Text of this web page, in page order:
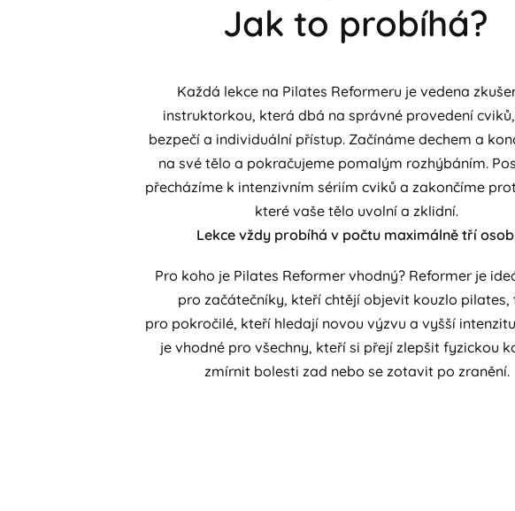
Jak to probíhá?
Každá lekce na Pilates Reformeru je vedena
instruktorkou, která dbá na správné provedení
bezpečí a individuální přístup. Začínáme dechem a
na své tělo a pokračujeme pomalým rozhýbáním.
přecházíme k intenzivním sériím cviků a zakončíme
které vaše tělo uvolní a zklidní.
Lekce vždy probíhá v počtu maximálně tří
Pro koho je Pilates Reformer vhodný? Reformer je
pro začátečníky, kteří chtějí objevit kouzlo pilates,
pro pokročilé, kteří hledají novou výzvu a vyšší
je vhodné pro všechny, kteří si přejí zlepšit fyzickou
zmírnit bolesti zad nebo se zotavit po zranění.